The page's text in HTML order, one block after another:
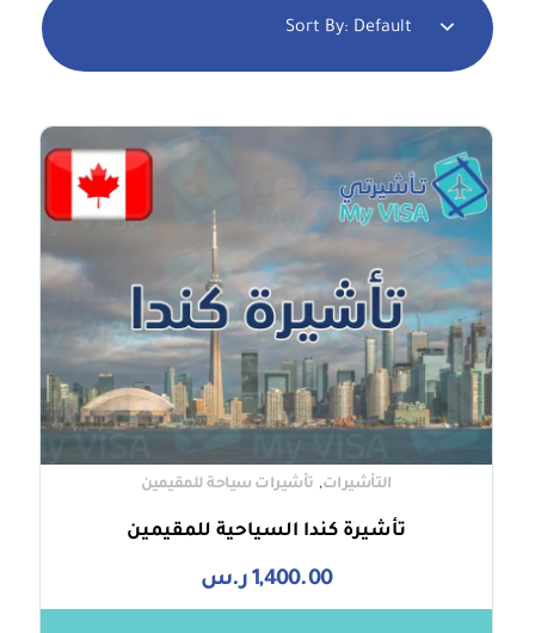
Sort By: Default
تأشيرة كندا السياحية للمقيمين
1,400.00 ر.س
التأشيرات, تأشيرات سياحة للمقيمين